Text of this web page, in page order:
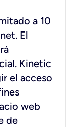
a 10
El
Kinetic
el acceso
web
de